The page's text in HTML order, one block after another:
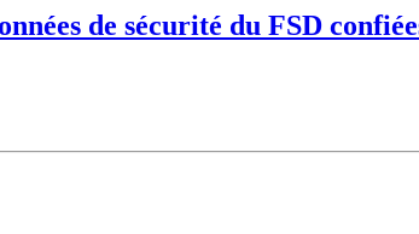
de sécurité du FSD